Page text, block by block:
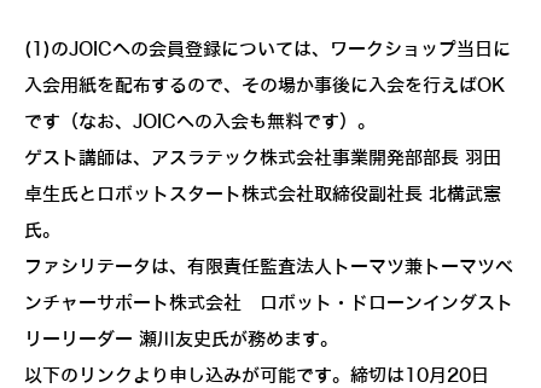
(1)のJOICへの会員登録については、ワークショップ当日に
入会用紙を配布するので、その場か事後に入会を行えばOK
です（なお、JOICへの入会も無料です）。
ゲスト講師は、アスラテック株式会社事業開発部部長 羽田
卓生氏とロボットスタート株式会社取締役副社長 北構武憲
氏。
ファシリテータは、有限責任監査法人トーマツ兼トーマツベ
ンチャーサポート株式会社 ロボット・ドローンインダスト
リーリーダー 瀬川友史氏が務めます。
以下のリンクより申し込みが可能です。締切は10月20日